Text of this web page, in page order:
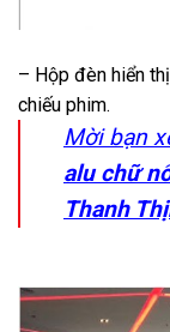
– Hộp đèn hiển
chiếu phim.
Mời bạn
alu chữ
Thanh